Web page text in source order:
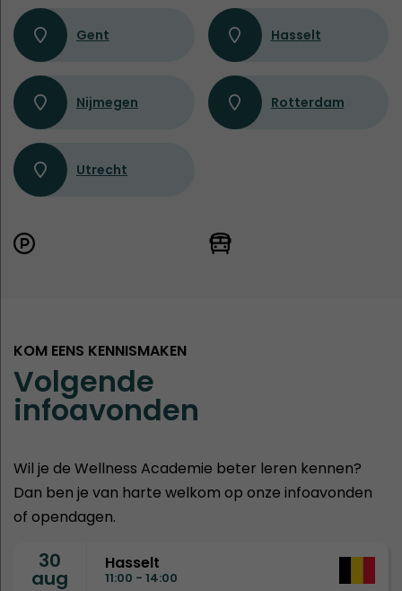
Gent Hasselt
Nijmegen Rotterdam
Utrecht
KOM EENS KENNISMAKEN
Volgende
infoavonden
Wil je de Wellness Academie beter leren kennen?
Dan ben je van harte welkom op onze infoavonden
of opendagen.
30
aug
Hasselt
11:00 - 14:00